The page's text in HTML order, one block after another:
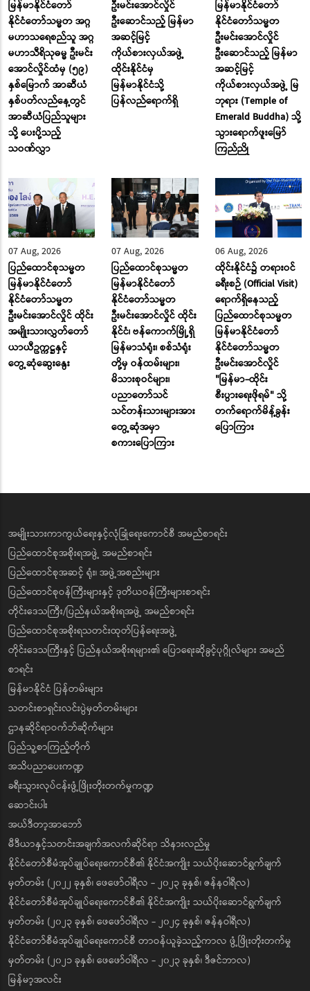
မြန်မာနိုင်ငံတော်
နိုင်ငံတော်သမ္မတ အဂ္ဂ
မဟာသရေစည်သူ အဂ္ဂ
မဟာသီရိသုဓမ္မ ဦးမင်း
အောင်လှိုင်ထံမှ (၅၉)
နှစ်မြောက် အာဆီယံ
နှစ်ပတ်လည်နေ့တွင်
အာဆီယံပြည်သူများ
သို့ ပေးပို့သည့်
သဝဏ်လွှာ
ဦးမင်းအောင်လှိုင်
ဦးဆောင်သည့် မြန်မာ
အဆင့်မြင့်
ကိုယ်စားလှယ်အဖွဲ့
ထိုင်းနိုင်ငံမှ
မြန်မာနိုင်ငံသို့
ပြန်လည်ရောက်ရှိ
မြန်မာနိုင်ငံတော်
နိုင်ငံတော်သမ္မတ
ဦးမင်းအောင်လှိုင်
ဦးဆောင်သည့် မြန်မာ
အဆင့်မြင့်
ကိုယ်စားလှယ်အဖွဲ့ မြ
ဘုရား (Temple of
Emerald Buddha) သို့
သွားရောက်ဖူးမြော်
ကြည်ညို
07 Aug, 2026
ပြည်ထောင်စုသမ္မတ
မြန်မာနိုင်ငံတော်
နိုင်ငံတော်သမ္မတ
ဦးမင်းအောင်လှိုင် ထိုင်း
အမျိုးသားလွှတ်တော်
ယာယီဥက္ကဋ္ဌနှင့်
တွေ့ဆုံဆွေးနွေး
07 Aug, 2026
ပြည်ထောင်စုသမ္မတ
မြန်မာနိုင်ငံတော်
နိုင်ငံတော်သမ္မတ
ဦးမင်းအောင်လှိုင် ထိုင်း
နိုင်ငံ၊ ဗန်ကောက်မြို့ရှိ
မြန်မာသံရုံး၊ စစ်သံရုံး
တို့မှ ဝန်ထမ်းများ၊
မိသားစုဝင်များ၊
ပညာတော်သင်
သင်တန်းသားများအား
တွေ့ဆုံအမှာ
စကားပြောကြား
06 Aug, 2026
ထိုင်းနိုင်ငံ၌ တရားဝင်
ခရီးစဉ် (Official Visit)
ရောက်ရှိနေသည့်
ပြည်ထောင်စုသမ္မတ
မြန်မာနိုင်ငံတော်
နိုင်ငံတော်သမ္မတ
ဦးမင်းအောင်လှိုင်
"မြန်မာ-ထိုင်း
စီးပွားရေးဖိုရမ်" သို့
တက်ရောက်မိန့်ခွန်း
ပြောကြား
အမျိုးသားကာကွယ်ရေးနှင့်လုံခြုံရေးကောင်စီ အမည်စာရင်း
ပြည်ထောင်စုအစိုးရအဖွဲ့ အမည်စာရင်း
ပြည်ထောင်စုအဆင့် ရုံး၊ အဖွဲ့အစည်းများ
ပြည်ထောင်စုဝန်ကြီးများနှင့် ဒုတိယဝန်ကြီးများစာရင်း
တိုင်းဒေသကြီး/ပြည်နယ်အစိုးရအဖွဲ့ အမည်စာရင်း
ပြည်ထောင်စုအစိုးရသတင်းထုတ်ပြန်ရေးအဖွဲ့
တိုင်းဒေသကြီးနှင့် ပြည်နယ်အစိုးရများ၏ ပြောရေးဆိုခွင့်ပုဂ္ဂိုလ်များ အမည်
စာရင်း
မြန်မာနိုင်ငံ ပြန်တမ်းများ
သတင်းစာရှင်းလင်းပွဲမှတ်တမ်းများ
ဌာနဆိုင်ရာဝက်ဘ်ဆိုက်များ
ပြည်သူ့စာကြည့်တိုက်
အသိပညာပေးကဏ္ဍ
ခရီးသွားလုပ်ငန်းဖွံ့ဖြိုးတိုးတက်မှုကဏ္ဍ
ဆောင်းပါး
အယ်ဒီတာ့အာဘော်
မီဒီယာနှင့်သတင်းအချက်အလက်ဆိုင်ရာ သိနားလည်မှု
နိုင်ငံတော်စီမံအုပ်ချုပ်ရေးကောင်စီ၏ နိုင်ငံအကျိုး သယ်ပိုးဆောင်ရွက်ချက်
မှတ်တမ်း (၂၀၂၂ ခုနှစ်၊ ဖေဖော်ဝါရီလ - ၂၀၂၃ ခုနှစ်၊ ဇန်နဝါရီလ)
နိုင်ငံတော်စီမံအုပ်ချုပ်ရေးကောင်စီ၏ နိုင်ငံအကျိုး သယ်ပိုးဆောင်ရွက်ချက်
မှတ်တမ်း (၂၀၂၃ ခုနှစ်၊ ဖေဖော်ဝါရီလ - ၂၀၂၄ ခုနှစ်၊ ဇန်နဝါရီလ)
နိုင်ငံတော်စီမံအုပ်ချုပ်ရေးကောင်စီ တာဝန်ယူခဲ့သည့်ကာလ ဖွံ့ဖြိုးတိုးတက်မှု
မှတ်တမ်း (၂၀၂၁ ခုနှစ်၊ ဖေဖော်ဝါရီလ - ၂၀၂၃ ခုနှစ်၊ ဒီဇင်ဘာလ)
မြန်မာ့အလင်း